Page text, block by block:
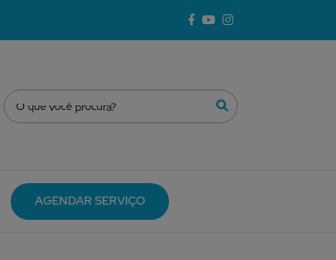
AGENDAR SERVIÇO